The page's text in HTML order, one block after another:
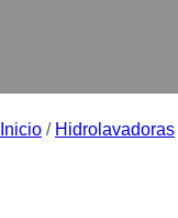
Inicio / Hidrolavadoras